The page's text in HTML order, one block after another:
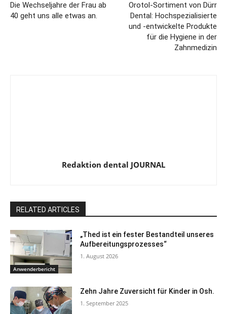
Die Wechseljahre der Frau ab
40 geht uns alle etwas an.
Orotol-Sortiment von Dürr
Dental: Hochspezialisierte
und -entwickelte Produkte
für die Hygiene in der
Zahnmedizin
Redaktion dental JOURNAL
RELATED ARTICLES
Anwenderbericht
„Thed ist ein fester Bestandteil unseres
Aufbereitungsprozesses“
1. August 2026
Zehn Jahre Zuversicht für Kinder in Osh.
1. September 2025